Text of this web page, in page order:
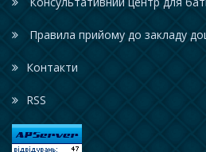
Правила прийому до закладу
Контакти
RSS